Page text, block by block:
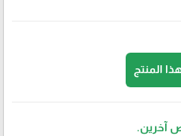
المنتج
آخرين.